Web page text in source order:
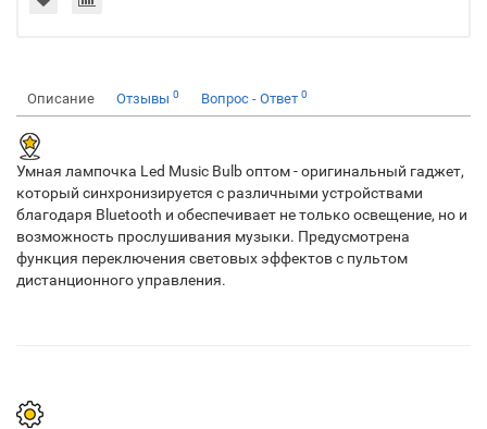
Описание Отзывы 0 Вопрос - Ответ 0
Умная лампочка Led Music Bulb оптом - оригинальный гаджет,
который синхронизируется с различными устройствами
благодаря Bluetooth и обеспечивает не только освещение, но и
возможность прослушивания музыки. Предусмотрена
функция переключения световых эффектов с пультом
дистанционного управления.